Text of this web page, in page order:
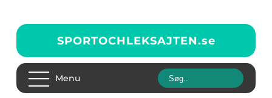
SPORTOCHLEKSAJTEN.se
Menu